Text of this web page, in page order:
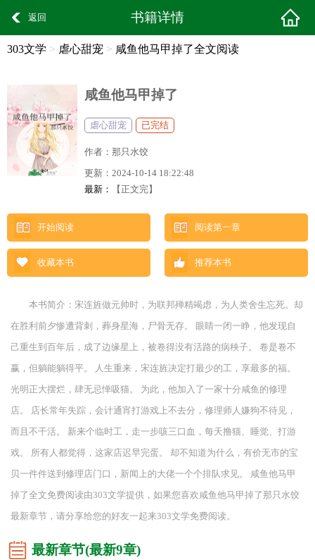
返回 书籍详情
303文学 > 虐心甜宠 > 咸鱼他马甲掉了全文阅读
咸鱼他马甲掉了
虐心甜宠 已完结
作者： 那只水饺
更新： 2024-10-14 18:22:48
最新：
【正文完】
开始阅读 阅读第一章
收藏本书 推荐本书
本书简介：宋连旌做元帅时，为联邦殚精竭虑，为人类舍生忘死。却
在胜利前夕惨遭背刺，葬身星海，尸骨无存。 眼睛一闭一睁，他发现自
己重生到百年后，成了边缘星上，被卷得没有活路的病秧子。 卷是卷不
赢，但躺能躺得平。 人生重来，宋连旌决定打最少的工，享最多的福。
光明正大摆烂，肆无忌惮吸猫。 为此，他加入了一家十分咸鱼的修理
店。 店长常年失踪，会计通宵打游戏上不去分，修理师人嫌狗不待见，
而且不干活。 新来个临时工，走一步咳三口血，每天撸猫、睡觉、打游
戏。 所有人都觉得，这家店迟早完蛋。 却不知道为什么，有价无市的宝
贝一件件送到修理店门口，新闻上的大佬一个个排队求见。 咸鱼他马甲
掉了全文免费阅读由303文学提供，如果您喜欢咸鱼他马甲掉了那只水饺
最新章节，请分享给您的好友一起来303文学免费阅读。
最新章节(最新9章)